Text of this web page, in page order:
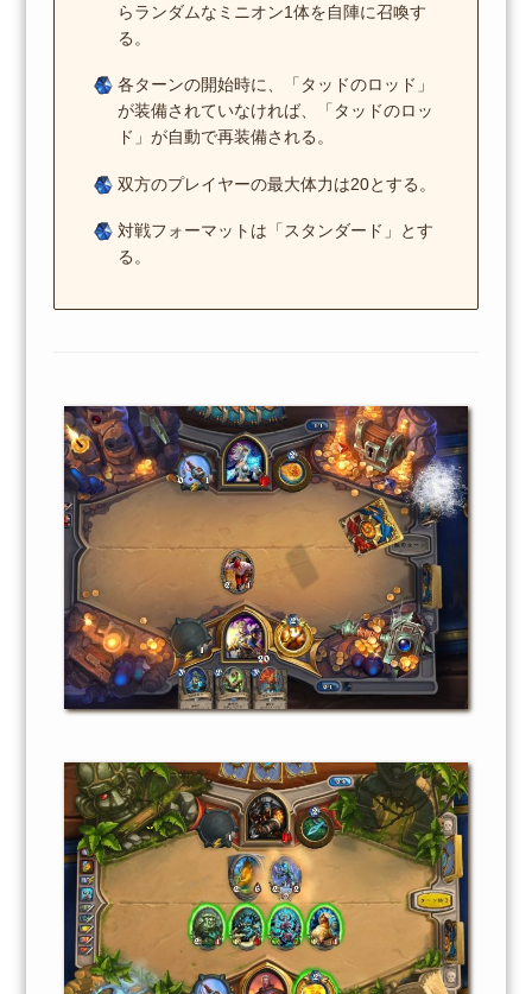
らランダムなミニオン1体を自陣に召喚す
る。
各ターンの開始時に、「タッドのロッド」
が装備されていなければ、「タッドのロッ
ド」が自動で再装備される。
双方のプレイヤーの最大体力は20とする。
対戦フォーマットは「スタンダード」とす
る。